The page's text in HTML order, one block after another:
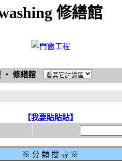
修繕館
‧ 修繕館
【我要貼貼貼】
※ 分 類 搜 尋 ※